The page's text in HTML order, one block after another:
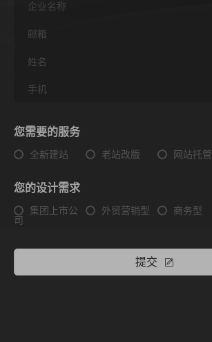
您需要的服务
全新建站 老站改版 网站托管
您的设计需求
集团上市公
司
外贸营销型 商务型
提交